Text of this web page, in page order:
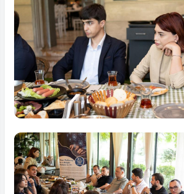
Tam ölçüdə bax